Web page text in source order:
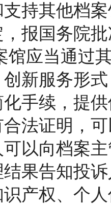
持其他档
报国务院
馆应当通过
新服务形
手续，提
法证明，
以向档案
果告知投
产权、个